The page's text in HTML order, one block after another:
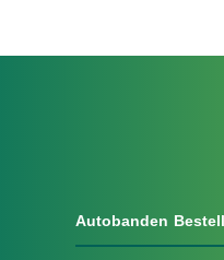
Autobanden